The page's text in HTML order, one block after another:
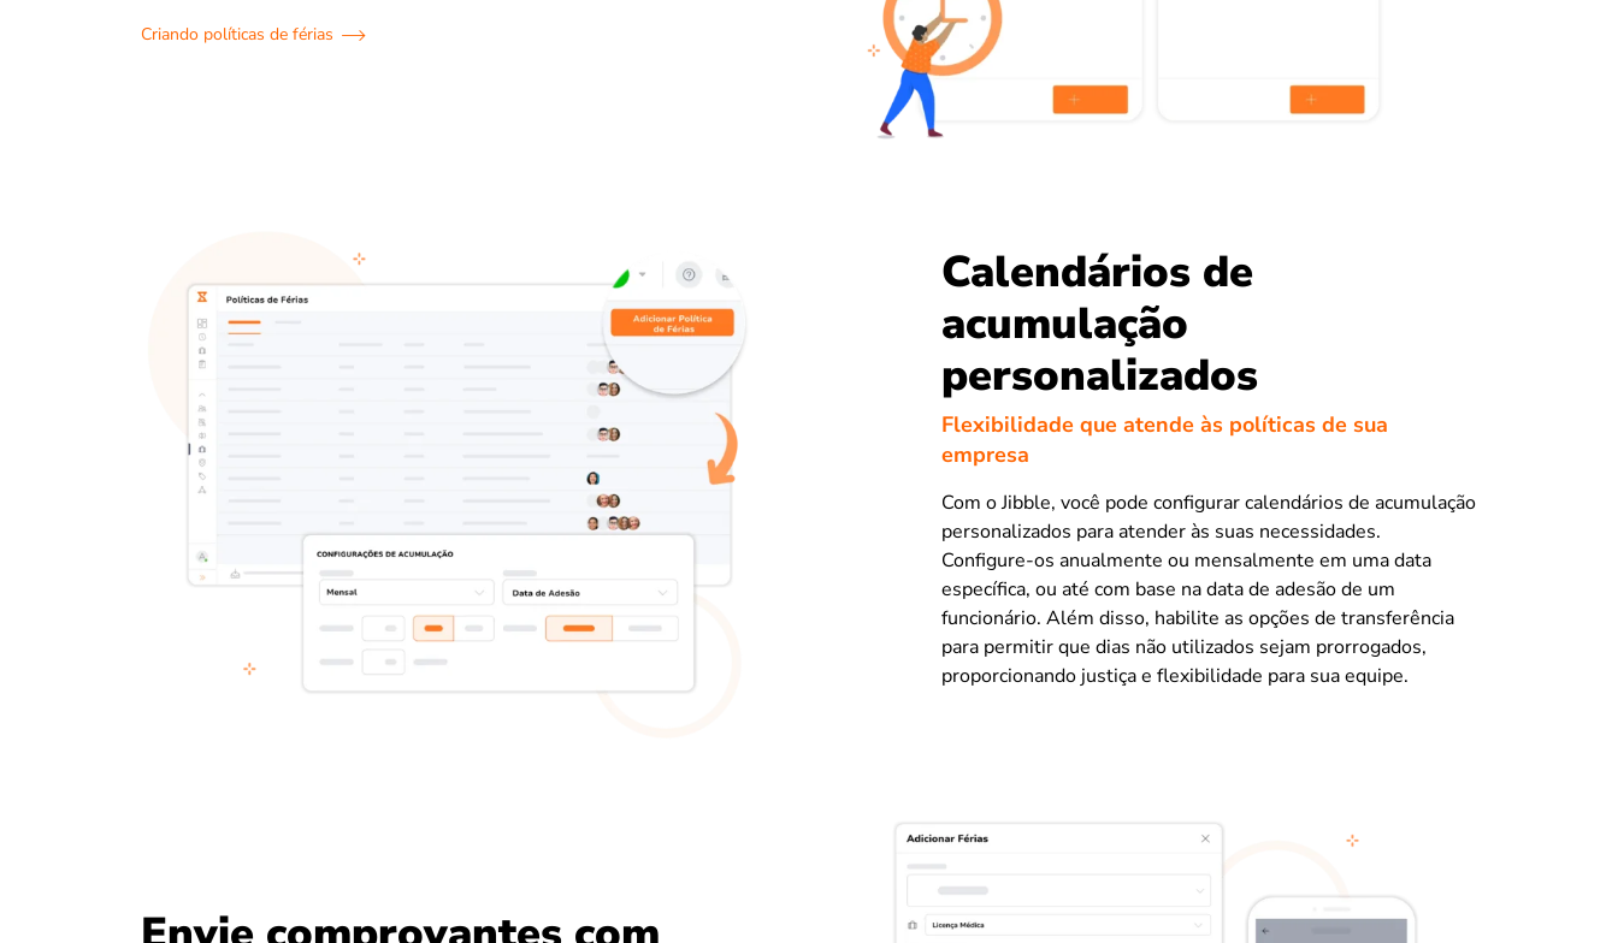
Criando políticas de férias
Calendários de
acumulação
personalizados
Flexibilidade que atende às políticas de sua
empresa
Com o Jibble, você pode configurar calendários de acumulação
personalizados para atender às suas necessidades.
Configure-os anualmente ou mensalmente em uma data
específica, ou até com base na data de adesão de um
funcionário. Além disso, habilite as opções de transferência
para permitir que dias não utilizados sejam prorrogados,
proporcionando justiça e flexibilidade para sua equipe.